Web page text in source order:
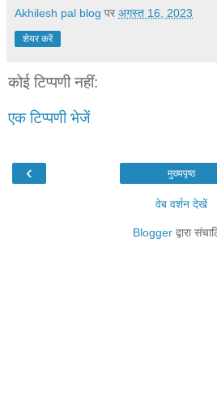
Akhilesh pal blog पर अगस्त 16, 2023
शेयर करें
कोई टिप्पणी नहीं:
एक टिप्पणी भेजें
‹ मुख्यपृष्ठ
वेब वर्शन देखें
Bloggerद्वारा